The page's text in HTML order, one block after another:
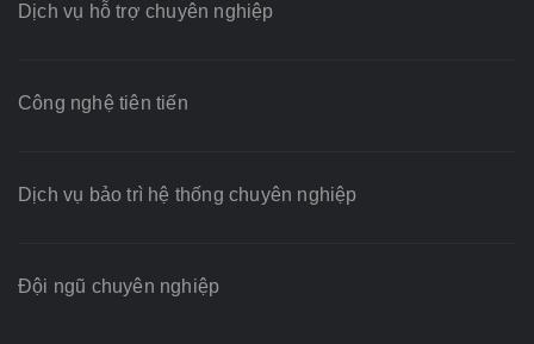
Dịch vụ hỗ trợ chuyên nghiệp
Công nghệ tiên tiến
Dịch vụ bảo trì hệ thống chuyên nghiệp
Đội ngũ chuyên nghiệp